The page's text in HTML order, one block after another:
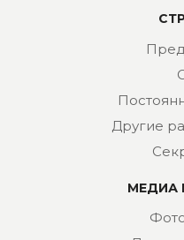
Другие
МЕДИА